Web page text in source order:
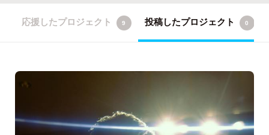
応援したプロジェクト 9 投稿したプロジェクト 0